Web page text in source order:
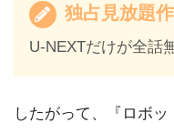
独占見放題
U-NEXTだけが全話
したがって、『ロボ